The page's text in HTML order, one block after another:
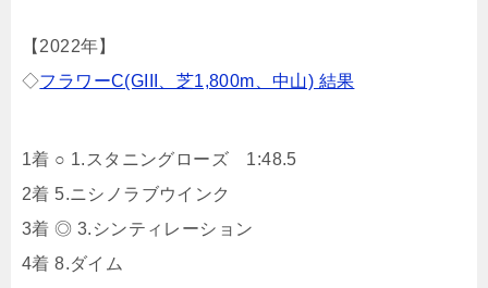
【2022年】
◇フラワーC(GIII、芝1,800m、中山) 結果
1着 ○ 1.スタニングローズ 1:48.5
2着 5.ニシノラブウインク
3着 ◎ 3.シンティレーション
4着 8.ダイム